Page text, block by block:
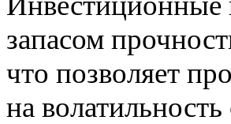
запасом
что позволяет
на